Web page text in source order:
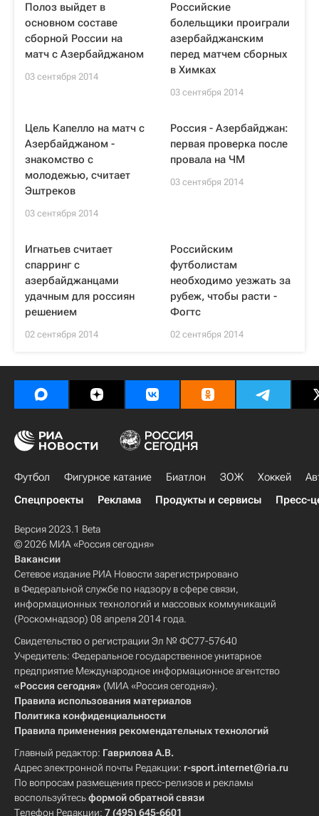
Полоз выйдет в
основном составе
сборной России на
матч с Азербайджаном
03 сентября 2014
Российские
болельщики проиграли
азербайджанским
перед матчем сборных
в Химках
03 сентября 2014
Цель Капелло на матч с
Азербайджаном -
знакомство с
молодежью, считает
Эштреков
03 сентября 2014
Россия - Азербайджан:
первая проверка после
провала на ЧМ
03 сентября 2014
Игнатьев считает
спарринг с
азербайджанцами
удачным для россиян
решением
02 сентября 2014
Российским
футболистам
необходимо уезжать за
рубеж, чтобы расти -
Фогтс
02 сентября 2014
Футбол Фигурное катание Биатлон ЗОЖ Хоккей
Спецпроекты
Реклама Продукты и сервисы Пресс-
Версия 2023.1 Beta
© 2026 МИА «Россия сегодня»
Вакансии
Сетевое издание РИА Новости зарегистрировано
в Федеральной службе по надзору в сфере связи,
информационных технологий и массовых коммуникаций
(Роскомнадзор) 08 апреля 2014 года.
Свидетельство о регистрации Эл № ФС77-57640
Учредитель: Федеральное государственное унитарное
предприятие Международное информационное агентство
«Россия сегодня» (МИА «Россия сегодня»).
Правила использования материалов
Политика конфиденциальности
Правила применения рекомендательных технологий
Главный редактор: Гаврилова А.В.
Адрес электронной почты Редакции: r-sport.internet@ria.ru
По вопросам размещения пресс-релизов и рекламы
воспользуйтесьформой обратной связи
Телефон Редакции: 7 (495) 645-6601